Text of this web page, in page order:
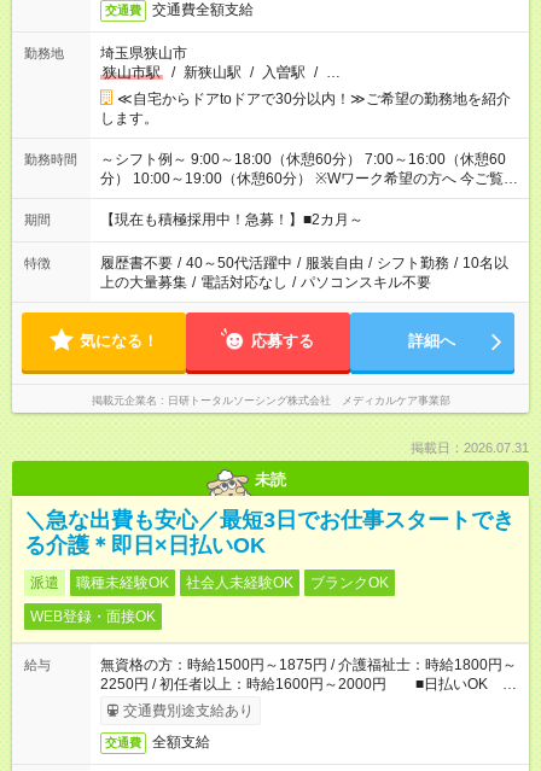
交通費 交通費全額支給
勤務地
埼玉県狭山市
狭山市駅
/ 新狭山駅 / 入曽駅 / …
≪自宅からドアtoドアで30分以内！≫ご希望の勤務地を紹介
します。
勤務時間
～シフト例～ 9:00～18:00（休憩60分） 7:00～16:00（休憩60
分） 10:00～19:00（休憩60分） ※Wワーク希望の方へ 今ご覧の
お仕事で希望する勤務時間と、もう1つのお仕事の勤務時間の合
計が 週40時間を超えなければOKです。
期間 【現在も積極採用中！急募！】■2カ月～
特徴 履歴書不要 / 40～50代活躍中 / 服装自由 / シフト勤務 / 10名以
上の大量募集 / 電話対応なし / パソコンスキル不要
気になる！ 応募する 詳細へ
掲載元企業名 日研トータルソーシング株式会社 メディカルケア事業部
掲載日：2026.07.31
未読
＼急な出費も安心／最短3日でお仕事スタートでき
る介護＊即日×日払いOK
派遣 職種未経験OK 社会人未経験OK
ブランクOK
WEB登録・面接OK
給与
無資格の方：時給1500円～1875円 / 介護福祉士：時給1800円～
2250円 / 初任者以上：時給1600円～2000円 ■日払いOK ■
日収例：1万2000円（時給1500円×8h）
交通費別途支給あり
交通費 全額支給